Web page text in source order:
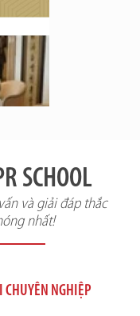
SCHOOL
và giải đáp thắc
nhất!
CHUYÊN NGHIỆP